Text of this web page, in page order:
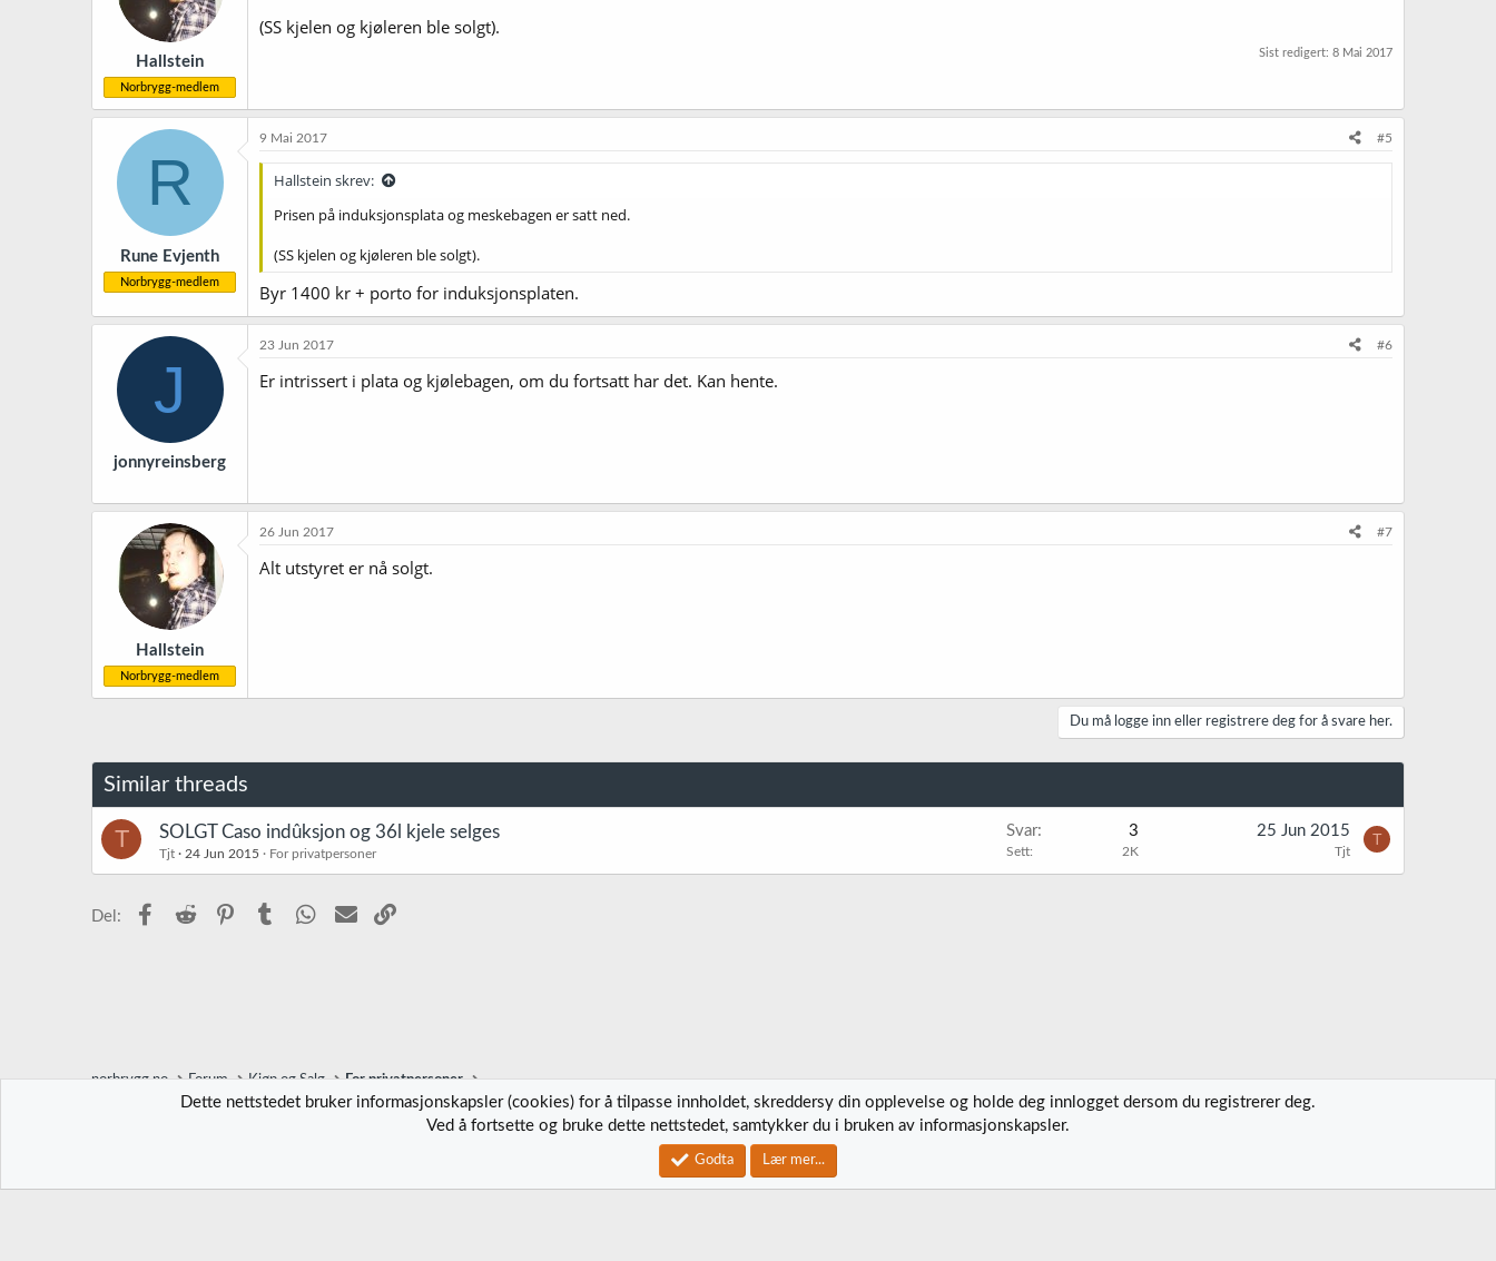
Hallstein
Norbrygg-medlem
(SS kjelen og kjøleren ble solgt).
Sist redigert: 8 Mai 2017
R
Rune Evjenth
Norbrygg-medlem
9 Mai 2017 #5
Hallstein skrev:
Prisen på induksjonsplata og meskebagen er satt ned.
(SS kjelen og kjøleren ble solgt).
Byr 1400 kr + porto for induksjonsplaten.
J
jonnyreinsberg
23 Jun 2017 #6
Er intrissert i plata og kjølebagen, om du fortsatt har det. Kan hente.
Hallstein
Norbrygg-medlem
26 Jun 2017 #7
Alt utstyret er nå solgt.
Du må logge inn eller registrere deg for å svare her.
Similar threads
T SOLGT Caso indûksjon og 36l kjele selges
Tjt 24 Jun 2015 For privatpersoner
Svar 3
Sett 2K
25 Jun 2015
Tjt
T
Del: Facebook
Reddit PinterestTumblr WhatsApp
E-post
norbrygg.no Forum Kjøp og Salg For privatpersoner
Kontakt oss Vilkår og regler
Community platform by XenForo ®
Dette nettstedet bruker informasjonskapsler (cookies) for å tilpasse innholdet, skreddersy din opplevelse og holde deg innlogget dersom du registrerer deg.
Ved å fortsette og bruke dette nettstedet, samtykker du i bruken av informasjonskapsler.
Godta Lær mer...